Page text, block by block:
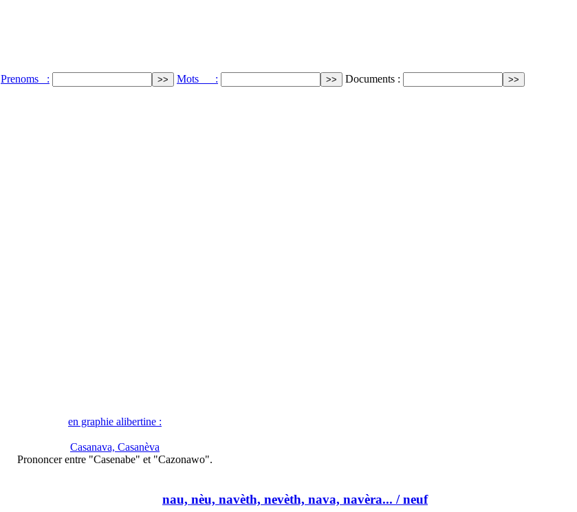
Prenoms : Mots : Documents :
en graphie alibertine :
Casanava, Casanèva
Prononcer entre "Casenabe" et "Cazonawo".
nau, nèu, navèth, nevèth, nava, navèra... / neuf